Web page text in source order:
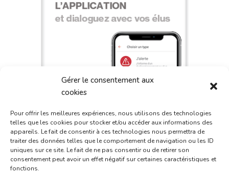
Gérer le consentement aux
cookies
Pour offrir les meilleures expériences, nous utilisons des technologies
telles que les cookies pour stocker et/ou accéder aux informations des
appareils. Le fait de consentir à ces technologies nous permettra de
traiter des données telles que le comportement de navigation ou les ID
uniques sur ce site. Le fait de ne pas consentir ou de retirer son
consentement peut avoir un effet négatif sur certaines caractéristiques et
fonctions.